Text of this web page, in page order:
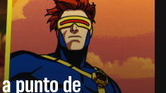
punto de